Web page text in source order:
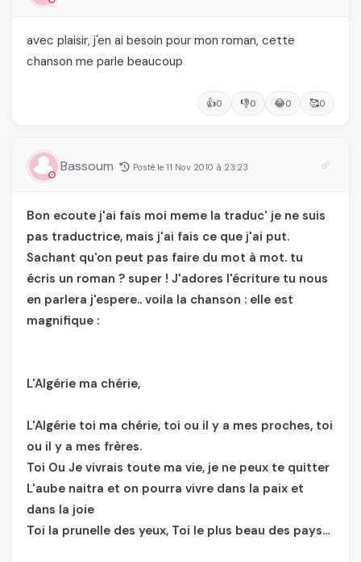
avec plaisir, j'en ai besoin pour mon roman, cette
chanson me parle beaucoup
👍0 👎0 😂0 🥰0
Bassoum Posté le 11 Nov 2010 à 23:23
Bon ecoute j'ai fais moi meme la traduc' je ne suis
pas traductrice, mais j'ai fais ce que j'ai put.
Sachant qu'on peut pas faire du mot à mot. tu
écris un roman ? super ! J'adores l'écriture tu nous
en parlera j'espere.. voila la chanson : elle est
magnifique :
L'Algérie ma chérie,
L'Algérie toi ma chérie, toi ou il y a mes proches, toi
ou il y a mes frères.
Toi Ou Je vivrais toute ma vie, je ne peux te quitter
L'aube naitra et on pourra vivre dans la paix et
dans la joie
Toi la prunelle des yeux, Toi le plus beau des pays…